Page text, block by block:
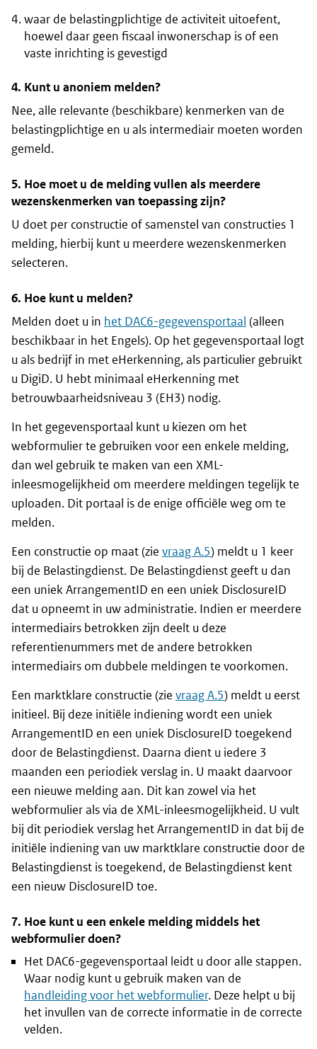
waar de belastingplichtige de activiteit uitoefent,
hoewel daar geen fiscaal inwonerschap is of een
vaste inrichting is gevestigd
4. Kunt u anoniem melden?
Nee, alle relevante (beschikbare) kenmerken van de
belastingplichtige en u als intermediair moeten worden
gemeld.
5. Hoe moet u de melding vullen als meerdere
wezenskenmerken van toepassing zijn?
U doet per constructie of samenstel van constructies 1
melding, hierbij kunt u meerdere wezenskenmerken
selecteren.
6. Hoe kunt u melden?
Melden doet u in het DAC6-gegevensportaal (alleen
beschikbaar in het Engels). Op het gegevensportaal logt
u als bedrijf in met eHerkenning, als particulier gebruikt
u DigiD. U hebt minimaal eHerkenning met
betrouwbaarheidsniveau 3 (EH3) nodig.
In het gegevensportaal kunt u kiezen om het
webformulier te gebruiken voor een enkele melding,
dan wel gebruik te maken van een XML-
inleesmogelijkheid om meerdere meldingen tegelijk te
uploaden. Dit portaal is de enige officiële weg om te
melden.
Een constructie op maat (zie vraag A.5) meldt u 1 keer
bij de Belastingdienst. De Belastingdienst geeft u dan
een uniekArrangementID en een uniek DisclosureID
dat u opneemt in uw administratie. Indien er meerdere
intermediairs betrokken zijn deelt u deze
referentienummers met de andere betrokken
intermediairs om dubbele meldingen te voorkomen.
Een marktklare constructie (zie vraag A.5) meldt u eerst
initieel. Bij deze initiële indiening wordt een uniek
ArrangementID en een uniek DisclosureID toegekend
door de Belastingdienst. Daarna dient u iedere 3
maanden een periodiek verslag in. U maakt daarvoor
een nieuwe melding aan. Dit kan zowel via het
webformulier als via de XML-inleesmogelijkheid. U vult
bij dit periodiek verslag hetArrangementID in dat bij de
initiële indiening van uw marktklare constructie door de
Belastingdienst is toegekend, de Belastingdienst kent
een nieuw DisclosureID toe.
7. Hoe kunt u een enkele melding middels het
webformulier doen?
Het DAC6-gegevensportaal leidt u door alle stappen.
Waar nodig kunt u gebruik maken van de
handleiding voor het webformulier. Deze helpt u bij
het invullen van de correcte informatie in de correcte
velden.